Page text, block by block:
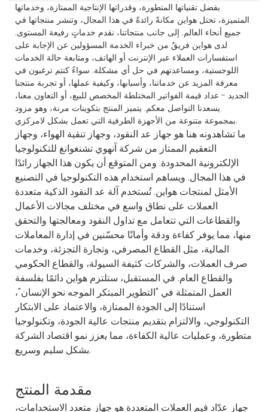
بفضل تقنياتها المتطورة، وقدراتها الإنتاجية الممتازة، وخدماتها
المتميزة، تحتل هواين مكانةً رائدةً في هذا المجال، وتنشر منتجاتها في
جميع أنحاء العالم. إلى جانب منتجاتنا، نقدم خدماتٍ رفيعة المستوى.
لدى هواين فريقٌ من خبراء الخدمة المسؤولين عن الإجابة على
استفسارات العملاء عبر الإنترنت أو الهاتف، ومتابعة حالة الخدمات
اللوجستية، ومساعدتهم في حل أي مشكلة. سواءً كنتم ترغبون في
معرفة المزيد عن خدماتنا، وأسبابها، وكيفية عملها، أو تجربة منتجنا
الجديد - عداد قيمة الفواتير المختلطة المخصص للبيع، أو التعاون معنا،
يسعدنا التواصل معكم. يتميز المنتج بتكوينات مرنة، وهو مزود
بمجموعة متنوعة من الأجهزة الطرفية التي تعمل بشكل لامركزي.
ما تشاهدونه هنا هو جهاز عد النقود، وجهاز تنقية الهواء، وجهاز
التعقيم الممتاز من شركة آنهوي تشنغوانغ للتكنولوجيا
الإلكترونية المحدودة. ومن المتوقع أن يكون هذا الجهاز رائدًا
في هذا المجال. ويساهم استخدام هذه التكنولوجيا في التصنيع
الأمثل لمنتجات هواين. تُستخدم آلة عد النقود الذكية متعددة
العملات على نطاق واسع في مختلف مجالات الأعمال
والقطاعات التي تتعامل مع تداول النقود ومعالجتها والتحقق
منها، مما يوفر كفاءة ودقة وأمانًا محسّنين في إدارة المعاملات
المالية، مثل القطاع المصرفي، وتجارة التجزئة، وخدمات
صرف العملات، والشركات كثيفة السيولة، والقطاع الحكومي
والقطاع العام. في المستقبل، ستلتزم هواين دائمًا بفلسفة
العمل المتمثلة في "التطوير المبتكر الموجه نحو الإنسان"،
استنادًا إلى الجودة الممتازة، والاعتماد على الابتكار
التكنولوجي، والالتزام بتقديم منتجات عالية الجودة، وتكنولوجيا
متطورة، وعمليات عالية الكفاءة، مما يعزز نمو اقتصاد الشركة
بشكل سليم وسريع.
مقدمة المنتج
جهاز عدّاد قيم العملات المتعددة هو جهاز متعدد الاستخدامات،